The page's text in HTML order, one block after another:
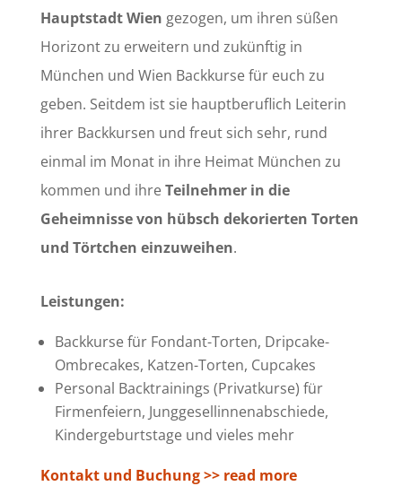
Hauptstadt Wien gezogen, um ihren süßen
Horizont zu erweitern und zukünftig in
München und Wien Backkurse für euch zu
geben. Seitdem ist sie hauptberuflich Leiterin
ihrer Backkursen und freut sich sehr, rund
einmal im Monat in ihre Heimat München zu
kommen und ihreTeilnehmer in die
Geheimnisse von hübsch dekorierten Torten
und Törtchen einzuweihen.
Leistungen:
Backkurse für Fondant-Torten, Dripcake-
Ombrecakes, Katzen-Torten, Cupcakes
Personal Backtrainings (Privatkurse) für
Firmenfeiern, Junggesellinnenabschiede,
Kindergeburtstage und vieles mehr
Kontakt und Buchung >> read more